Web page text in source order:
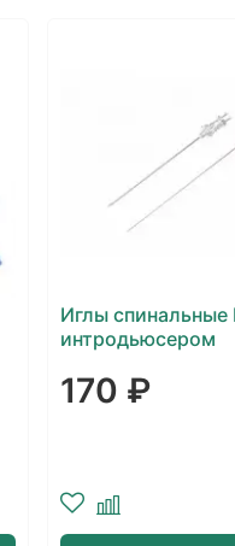
Иглы спинальные
интродьюсером
170 ₽